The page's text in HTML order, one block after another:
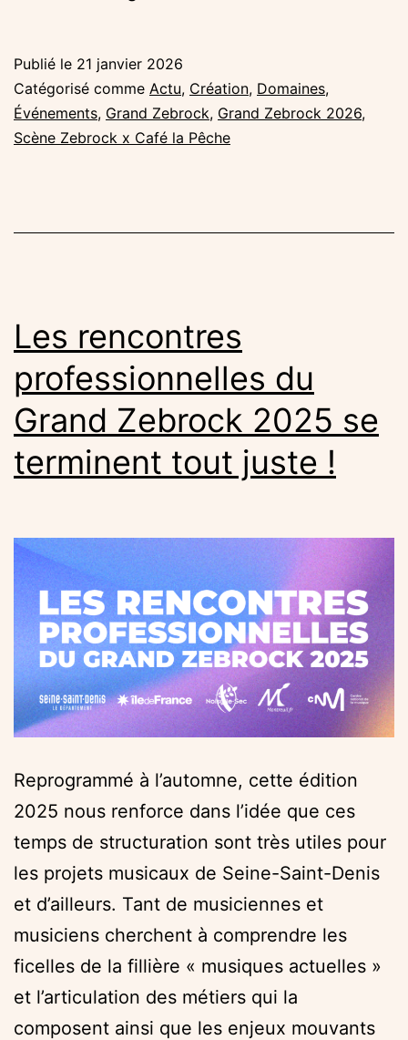
Publié le 21 janvier 2026
Catégorisé comme Actu, Création, Domaines,
Événements, Grand Zebrock, Grand Zebrock 2026,
Scène Zebrock x Café la Pêche
Les rencontres
professionnelles du
Grand Zebrock 2025 se
terminent tout juste !
Reprogrammé à l’automne, cette édition
2025 nous renforce dans l’idée que ces
temps de structuration sont très utiles pour
les projets musicaux de Seine-Saint-Denis
et d’ailleurs. Tant de musiciennes et
musiciens cherchent à comprendre les
ficelles de la fillière « musiques actuelles »
et l’articulation des métiers qui la
composent ainsi que les enjeux mouvants